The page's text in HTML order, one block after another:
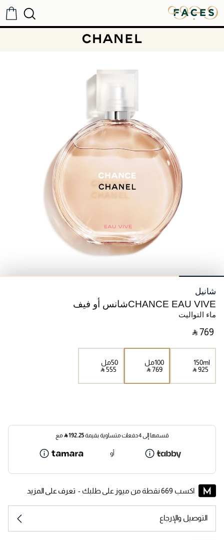
شانيل
CHANCE EAU VIVEشانس أو فيف
ماء التواليت
‎ ⃁ ⁦769⁩ ‎
150ml
‎ ⃁ ⁦925⁩ ‎
100مل
‎ ⃁ ⁦769⁩ ‎
50مل
‎ ⃁ ⁦555⁩ ‎
قسمها إلى 4 دفعات متساوية بقيمة 192.25
⃁ مع
أو
اكسب 669 نقطة من ميوز على طلبك - تعرف على المزيد
التوصيل والإرجاع